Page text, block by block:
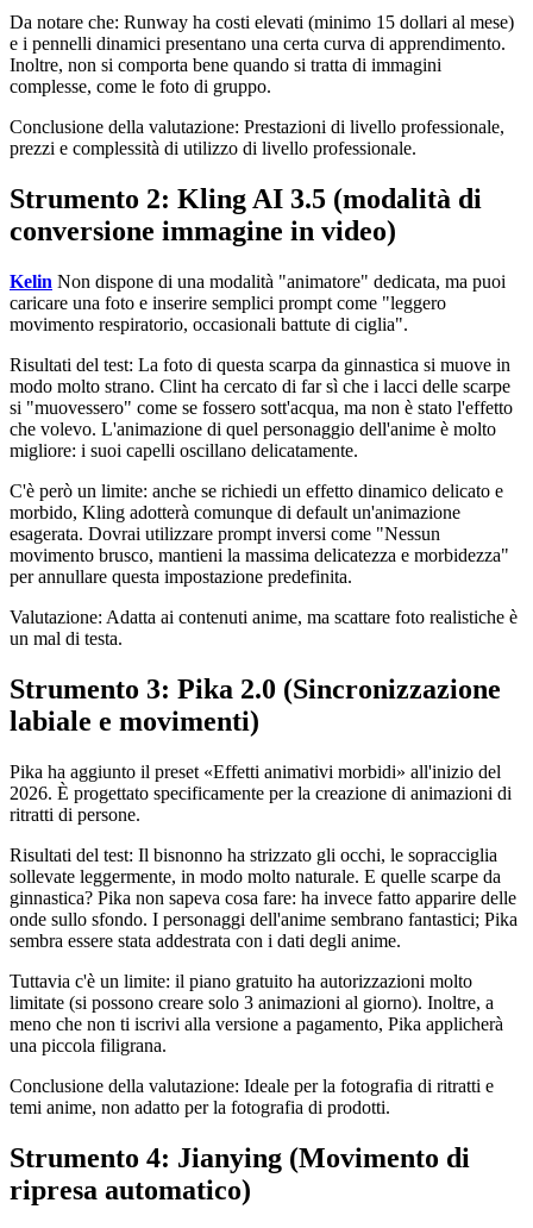
Da notare che: Runway ha costi elevati (minimo 15 dollari al mese)
e i pennelli dinamici presentano una certa curva di apprendimento.
Inoltre, non si comporta bene quando si tratta di immagini
complesse, come le foto di gruppo.
Conclusione della valutazione: Prestazioni di livello professionale,
prezzi e complessità di utilizzo di livello professionale.
Strumento 2: Kling AI 3.5 (modalità di
conversione immagine in video)
Kelin Non dispone di una modalità "animatore" dedicata, ma puoi
caricare una foto e inserire semplici prompt come "leggero
movimento respiratorio, occasionali battute di ciglia".
Risultati del test: La foto di questa scarpa da ginnastica si muove in
modo molto strano. Clint ha cercato di far sì che i lacci delle scarpe
si "muovessero" come se fossero sott'acqua, ma non è stato l'effetto
che volevo. L'animazione di quel personaggio dell'anime è molto
migliore: i suoi capelli oscillano delicatamente.
C'è però un limite: anche se richiedi un effetto dinamico delicato e
morbido, Kling adotterà comunque di default un'animazione
esagerata. Dovrai utilizzare prompt inversi come "Nessun
movimento brusco, mantieni la massima delicatezza e morbidezza"
per annullare questa impostazione predefinita.
Valutazione: Adatta ai contenuti anime, ma scattare foto realistiche è
un mal di testa.
Strumento 3: Pika 2.0 (Sincronizzazione
labiale e movimenti)
Pika ha aggiunto il preset «Effetti animativi morbidi» all'inizio del
2026. È progettato specificamente per la creazione di animazioni di
ritratti di persone.
Risultati del test: Il bisnonno ha strizzato gli occhi, le sopracciglia
sollevate leggermente, in modo molto naturale. E quelle scarpe da
ginnastica? Pika non sapeva cosa fare: ha invece fatto apparire delle
onde sullo sfondo. I personaggi dell'anime sembrano fantastici; Pika
sembra essere stata addestrata con i dati degli anime.
Tuttavia c'è un limite: il piano gratuito ha autorizzazioni molto
limitate (si possono creare solo 3 animazioni al giorno). Inoltre, a
meno che non ti iscrivi alla versione a pagamento, Pika applicherà
una piccola filigrana.
Conclusione della valutazione: Ideale per la fotografia di ritratti e
temi anime, non adatto per la fotografia di prodotti.
Strumento 4: Jianying (Movimento di
ripresa automatico)